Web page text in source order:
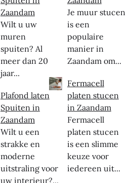
Zaandam
Wilt u uw
muren
spuiten? Al
meer dan 20
jaar...
Plafond laten
Spuiten in
Zaandam
Wilt u een
strakke en
moderne
uitstraling voor
uw interieur?...
Je muur stucen
is een
populaire
manier in
Zaandam om...
Fermacell
platen stucen
in Zaandam
Fermacell
platen stucen
is een slimme
keuze voor
iedereen uit...